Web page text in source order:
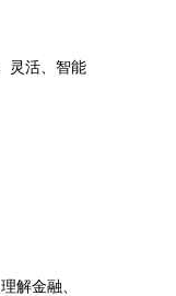
灵活、智能
解金融、